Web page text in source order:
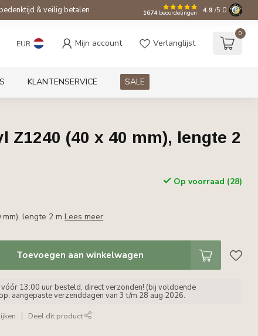
& veilig betalen 1674beoordelingen 4.9 /5.0
EUR Mijn account Verlanglijst
0
KLANTENSERVICE SALE
Z1240 (40 x 40 mm), lengte 2
Op voorraad (28)
lengte 2 mLees meer.
Toevoegen aan winkelwagen
13:00 uur besteld, direct verzonden! (bij voldoende
aangepaste verzenddagen van 3 t/m 28 aug 2026.
Deel dit product